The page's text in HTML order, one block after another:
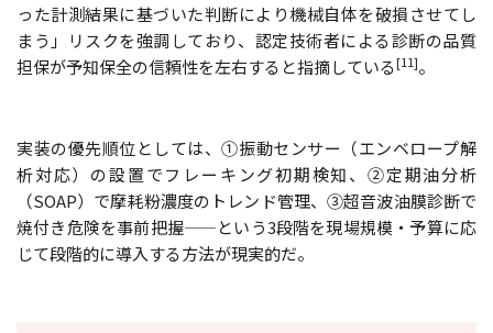
った計測結果に基づいた判断により機械自体を破損させてし
まう」リスクを強調しており、認定技術者による診断の品質
担保が予知保全の信頼性を左右すると指摘している[11]。
実装の優先順位としては、①振動センサー（エンベロープ解
析対応）の設置でフレーキング初期検知、②定期油分析
（SOAP）で摩耗粉濃度のトレンド管理、③超音波油膜診断で
焼付き危険を事前把握——という3段階を現場規模・予算に応
じて段階的に導入する方法が現実的だ。